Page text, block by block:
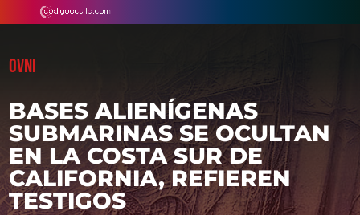
OVNI
BASES ALIENÍGENAS
SUBMARINAS SE OCULTAN
EN LA COSTA SUR DE
CALIFORNIA, REFIEREN
TESTIGOS